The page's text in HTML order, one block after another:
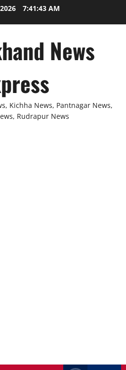
7:41:43 AM
News
Kichha News, Pantnagar News,
Rudrapur News